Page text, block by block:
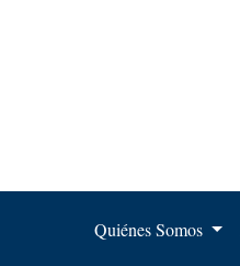
Quiénes Somos